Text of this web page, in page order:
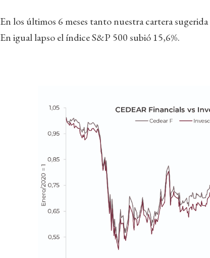
En los últimos 6 meses tanto nuestra cartera
En igual lapso el índice S&P 500 subió 15,6%.